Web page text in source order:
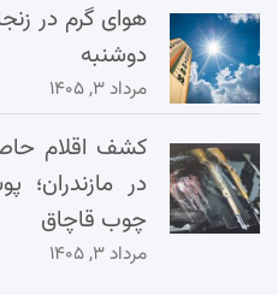
هوای گرم در
دوشنبه
مرداد ۳, ۱۴۰۵
کشف اقلام
در
چوب قاچاق
مرداد ۳, ۱۴۰۵